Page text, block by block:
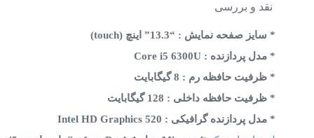
نقد و بررسی
* سایز صفحه نمایش : “13.3” اینچ (touch)
* مدل پردازنده : Core i5 6300U
* ظرفیت حافظه رم : 8 گیگابایت
* ظرفیت حافظه داخلی : 128 گیگابایت
* مدل پردازنده گرافیکی : Intel HD Graphics 520